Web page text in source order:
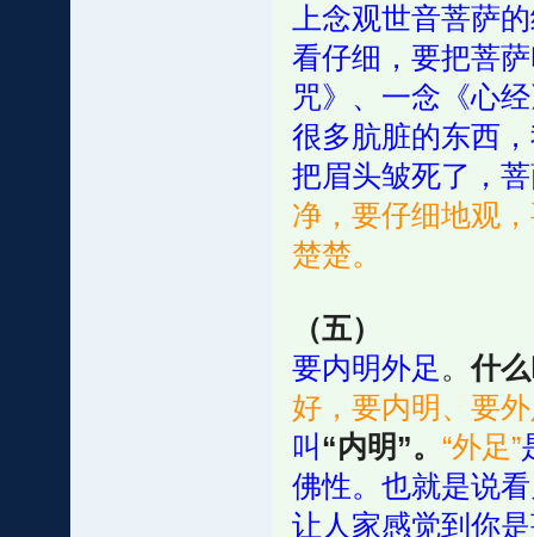
上念观世音菩萨
看仔细，要把菩
咒》、一念《心
很多肮脏的东西
把眉头皱死了，
净，要仔细地观
楚楚。
（五）
要内明外足 。什
好，要内明、要
叫 “内明”。 “外足”
佛性。也就是说
让人家感觉到你